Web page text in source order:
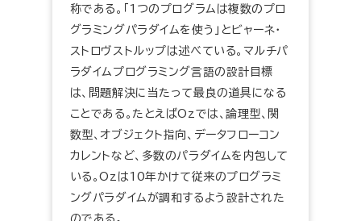
称である。「1つのプログラムは複数のプロ
グラミングパラダイムを使う」とビャーネ・
ストロヴストルップは述べている。マルチパ
ラダイムプログラミング言語の設計目標
は、問題解決に当たって最良の道具になる
ことである。たとえばOzでは、論理型、関
数型、オブジェクト指向、データフローコン
カレントなど、多数のパラダイムを内包して
いる。Ozは10年かけて従来のプログラミ
ングパラダイムが調和するよう設計された
のである。